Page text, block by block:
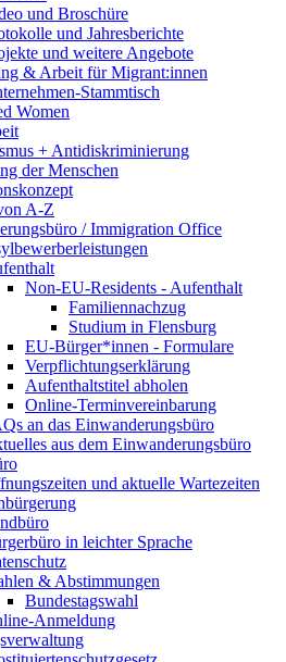
und Broschüre
und Jahresberichte
und weitere Angebote
& Arbeit für Migrant:innen
Stammtisch
Women
+ Antidiskriminierung
der Menschen
A-Z
/ Immigration Office
Non-EU-Residents - Aufenthalt
Familiennachzug
Studium in Flensburg
EU-Bürger*innen - Formulare
Verpflichtungserklärung
Aufenthaltstitel abholen
Online-Terminvereinbarung
an das Einwanderungsbüro
aus dem Einwanderungsbüro
und aktuelle Wartezeiten
in leichter Sprache
& Abstimmungen
Bundestagswahl
Anmeldung